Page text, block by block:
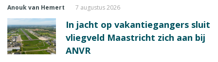
Anouk van Hemert 7 augustus 2026
In jacht op vakantiegangers sluit
vliegveld Maastricht zich aan bij
ANVR